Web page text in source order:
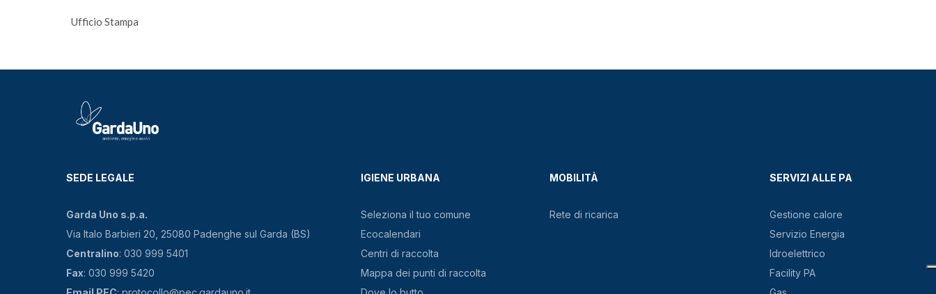
Ufficio Stampa
SEDE LEGALE
Garda Uno s.p.a.
Via Italo Barbieri 20, 25080 Padenghe sul Garda (BS)
Centralino: 030 999 5401
Fax: 030 999 5420
IGIENE URBANA
Seleziona il tuo comune
Ecocalendari
Centri di raccolta
Mappa dei punti di raccolta
MOBILITÀ
Rete di ricarica
SERVIZI ALLE PA
Gestione calore
Servizio Energia
Idroelettrico
Facility PA